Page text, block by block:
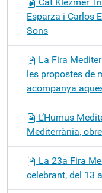
Esparza i Carlos
Sons
La Fira
les propostes de
acompanya
L’Humus
Mediterrània,
La 23a Fira
celebrant, del 13